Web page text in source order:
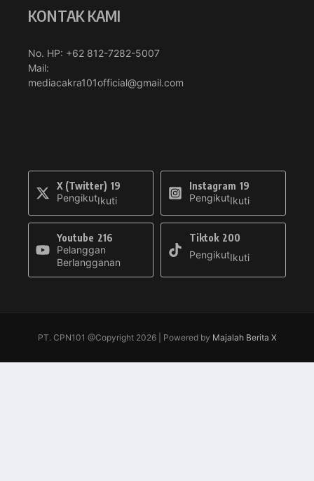
KONTAK KAMI
No. HP: +62 812-7282-5007
Mail:
mediacakra101official@gmail.com
X (Twitter) 19
PengikutIkuti
Instagram 19
PengikutIkuti
Youtube 216
Pelanggan
Berlangganan
Tiktok 200
PengikutIkuti
PT. CPN101 @Copyright 2026 | Powered by Majalah Berita X